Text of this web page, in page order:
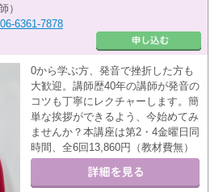
）
06-6361-7878
0から学ぶ方、発音で挫折した方も
大歓迎。講師歴40年の講師が発音の
コツも丁寧にレクチャーします。簡
単な挨拶ができるよう、今始めてみ
ませんか？本講座は第2・4金曜日同
時間、全6回13,860円（教材費無）